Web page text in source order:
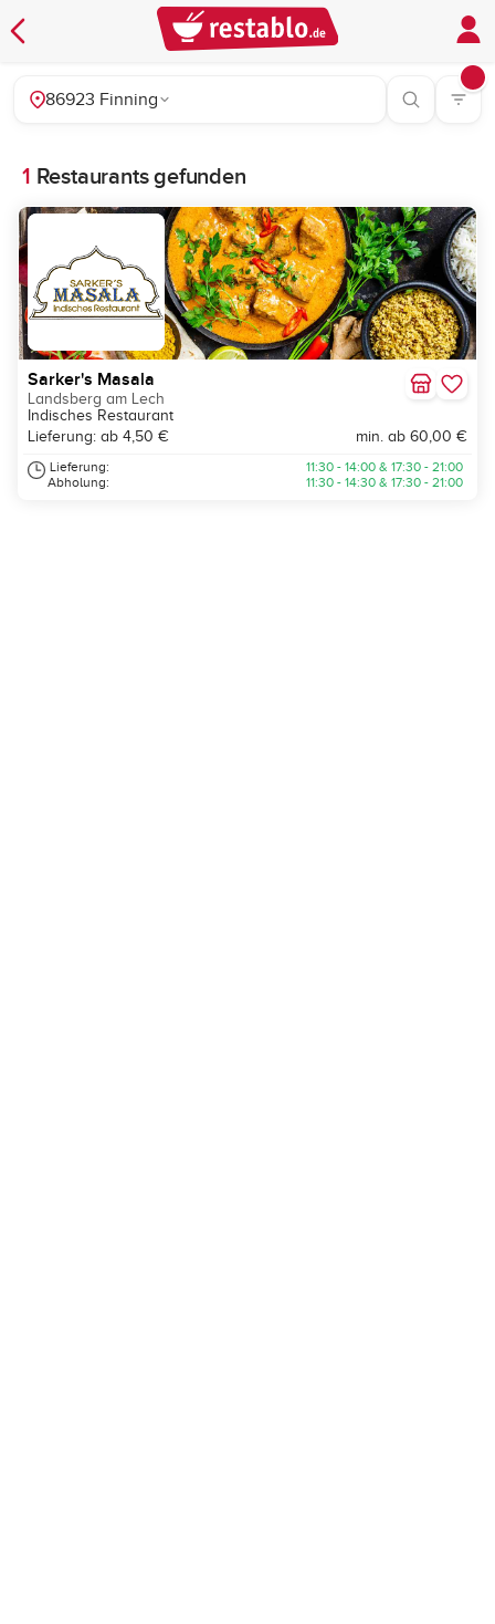
86923 Finning
1 Restaurants gefunden
Sarker's Masala
Landsberg am Lech
Indisches Restaurant
Lieferung: ab 4,50 €
min. ab 60,00 €
Lieferung:
Abholung:
11:30 - 14:00 & 17:30 - 21:00
11:30 - 14:30 & 17:30 - 21:00